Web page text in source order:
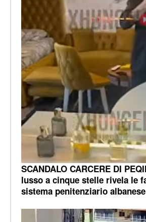
SCANDALO CARCERE DI
lusso a cinque stelle rivela le
sistema penitenziario albanese